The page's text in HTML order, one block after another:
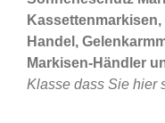
Handel,
Markisen-Händler
Klasse dass Sie hier